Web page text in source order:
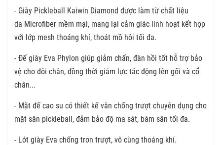
- Giày Pickleball Kaiwin Diamond được làm từ chất liệu
da Microfiber mềm mại, mang lại cảm giác linh hoạt kết hợp
với lớp mesh thoáng khí, thoát mồ hôi tối đa.
- Đế giày Eva Phylon giúp giảm chấn, đàn hồi tốt hỗ trợ bảo
vệ cho đôi chân, đồng thời giảm lực tác động lên gối và cổ
chân...
- Mặt đế cao su có thiết kế vân chống trượt chuyên dụng cho
mặt sân pickleball, đảm bảo độ ma sát, bám sân tối đa.
- Lót giày Eva chống trơn trượt, vô cùng thoáng khí.